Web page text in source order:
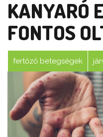
KANYARÓ
FONTOS
fertőző betegségek